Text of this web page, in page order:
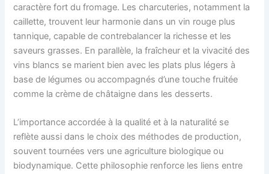
caractère fort du fromage. Les charcuteries, notamment la
caillette, trouvent leur harmonie dans un vin rouge plus
tannique, capable de contrebalancer la richesse et les
saveurs grasses. En parallèle, la fraîcheur et la vivacité des
vins blancs se marient bien avec les plats plus légers à
base de légumes ou accompagnés d’une touche fruitée
comme la crème de châtaigne dans les desserts.
L’importance accordée à la qualité et à la naturalité se
reflète aussi dans le choix des méthodes de production,
souvent tournées vers une agriculture biologique ou
biodynamique. Cette philosophie renforce les liens entre